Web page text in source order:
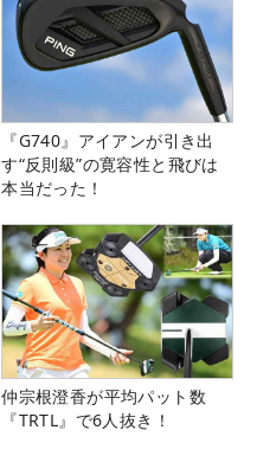
『G740』アイアンが引き出
す“反則級”の寛容性と飛びは
本当だった！
仲宗根澄香が平均パット数
『TRTL』で6人抜き！